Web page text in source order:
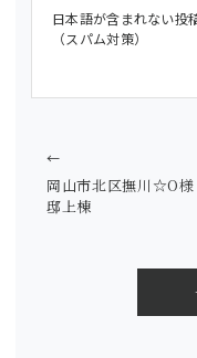
日本語が含まれない投
（スパム対策）
岡山市北区撫川☆O様
邸上棟
←